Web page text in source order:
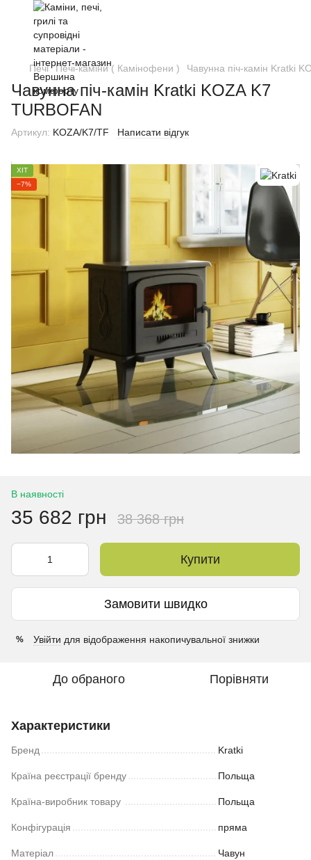
Печі Печі-каміни ( Камінофени ) Чавунна піч-камін Kratki
Чавунна піч-камін Kratki KOZA K7
TURBOFAN
Артикул: KOZA/K7/TF Написати відгук
ХІТ
−7%
В наявності
35 682 грн 38 368 грн
Купити
Замовити швидко
% Увійти для відображення накопичувальної знижки
До обраного Порівняти
Характеристики
Бренд Kratki
Країна реєстрації бренду Польща
Країна-виробник товару Польща
Конфігурація пряма
Матеріал Чавун